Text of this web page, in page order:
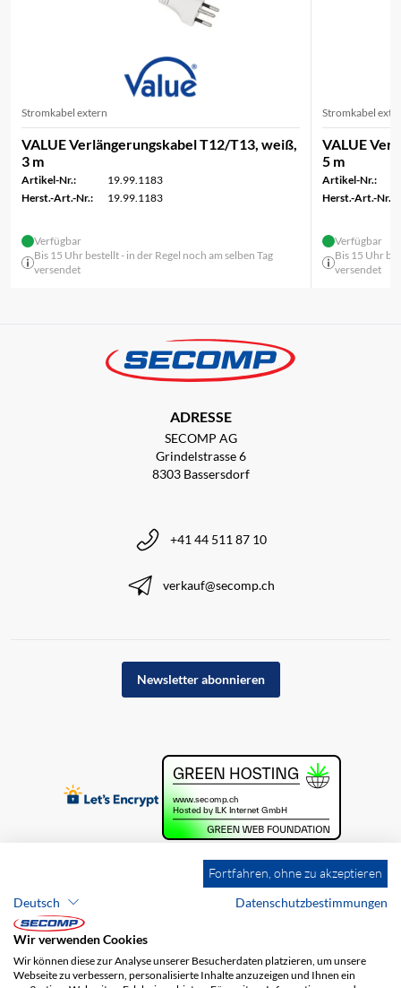
Stromkabel extern
VALUE Verlängerungskabel T12/T13, weiß,
3 m
Artikel-Nr.:
19.99.1183
Herst.-Art.-Nr.:
19.99.1183
Verfügbar
Bis 15 Uhr bestellt - in der Regel noch am selben Tag
versendet
Stromkabel
VALUE
5 m
Artikel-Nr.:
Herst.-Art.-Nr.:
Verfügbar
Bis 15 Uhr
versendet
ADRESSE
SECOMP AG
Grindelstrasse 6
8303 Bassersdorf
+41 44 511 87 10
verkauf@secomp.ch
Newsletter abonnieren
Fortfahren, ohne zu akzeptieren
Deutsch
Datenschutzbestimmungen
Wir verwenden Cookies
Wir können diese zur Analyse unserer Besucherdaten platzieren, um unsere
Webseite zu verbessern, personalisierte Inhalte anzuzeigen und Ihnen ein